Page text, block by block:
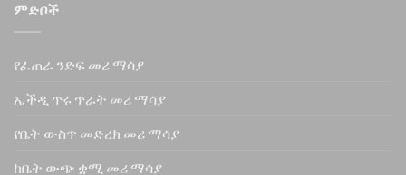
ምድቦች
የፈጠራ ንድፍ መሪ ማሳያ
ኤችዲ ጥሩ ጥራት መሪ ማሳያ
የቤት ውስጥ መድረክ መሪ ማሳያ
ከቤት ውጭ ቋሚ መሪ ማሳያ